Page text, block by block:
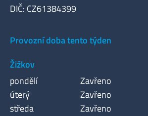
DIČ: CZ61384399
Provozní doba tento týden
Žižkov
pondělí
Zavřeno
úterý
Zavřeno
středa
Zavřeno